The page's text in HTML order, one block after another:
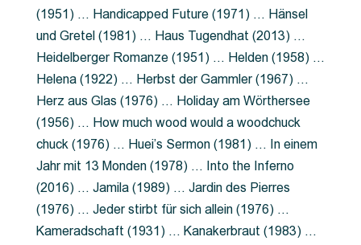
(1951) … Handicapped Future (1971) … Hänsel
und Gretel (1981) … Haus Tugendhat (2013) …
Heidelberger Romanze (1951) … Helden (1958) …
Helena (1922) … Herbst der Gammler (1967) …
Herz aus Glas (1976) … Holiday am Wörthersee
(1956) … How much wood would a woodchuck
chuck (1976) … Huei’s Sermon (1981) … In einem
Jahr mit 13 Monden (1978) … Into the Inferno
(2016) … Jamila (1989) … Jardin des Pierres
(1976) … Jeder stirbt für sich allein (1976) …
Kameradschaft (1931) … Kanakerbraut (1983) …